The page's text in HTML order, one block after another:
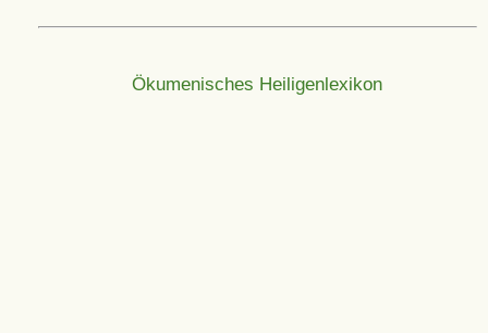
Ökumenisches Heiligenlexikon